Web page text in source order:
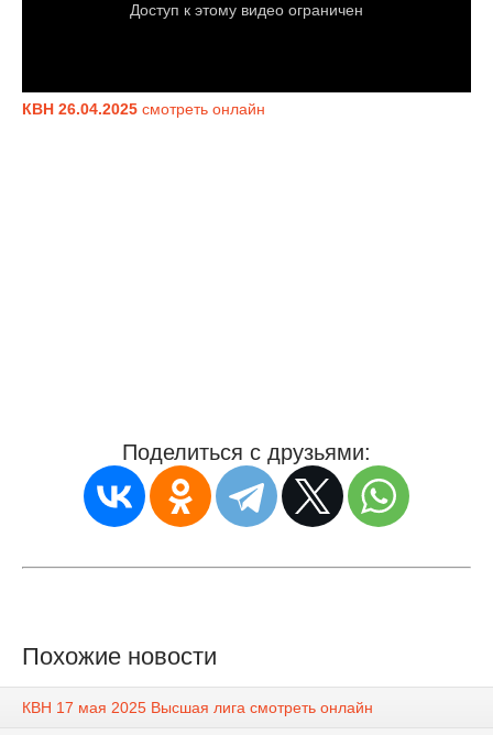
КВН 26.04.2025 смотреть онлайн
Поделиться с друзьями:
Похожие новости
КВН 17 мая 2025 Высшая лига смотреть онлайн